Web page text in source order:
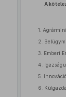
A
1.
2.
3. Emberi
4.
5.
6.